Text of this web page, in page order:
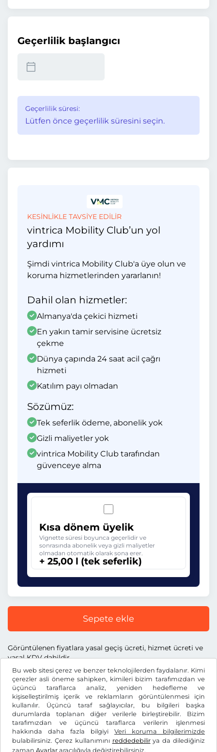
Bu web sitesi çerez ve benzer teknolojilerden faydalanır. Kimi
çerezler asli öneme sahipken, kimileri bizim tarafımızdan ve
üçüncü taraflarca analiz, yeniden hedefleme ve
kişiselleştirilmiş içerik ve reklamların görüntülenmesi için
kullanılır. Üçüncü taraf sağlayıcılar, bu bilgileri başka
durumlarda toplanan diğer verilerle birleştirebilir. Bizim
tarafımızdan ve üçüncü taraflarca verilerin işlenmesi
hakkında daha fazla bilgiyi Veri koruma bilgilerimizde
bulabilirsiniz. Çerez kullanımını reddedebilirya da dilediğiniz
zaman Ayarlar aracılığıyla değiştirebilirsiniz.
Geçerlilik başlangıcı
Geçerlilik süresi:
Lütfen önce geçerlilik süresini seçin.
KESİNLİKLE TAVSİYE EDİLİR
vintrica Mobility Club’un yol
yardımı
Şimdi vintrica Mobility Club'a üye olun ve
koruma hizmetlerinden yararlanın!
Dahil olan hizmetler:
Almanya'da çekici hizmeti
En yakın tamir servisine ücretsiz
çekme
Dünya çapında 24 saat acil çağrı
hizmeti
Katılım payı olmadan
Sözümüz:
Tek seferlik ödeme, abonelik yok
Gizli maliyetler yok
vintrica Mobility Club tarafından
güvenceye alma
Kısa dönem üyelik
Vignette süresi boyunca geçerlidir ve
sonrasında abonelik veya gizli maliyetler
olmadan otomatik olarak sona erer.
+ 25,00 l (tek seferlik)
Sepete ekle
Görüntülenen fiyatlara yasal geçiş ücreti, hizmet ücreti ve
yasal KDV dahildir.
RON
Facebook Instagram